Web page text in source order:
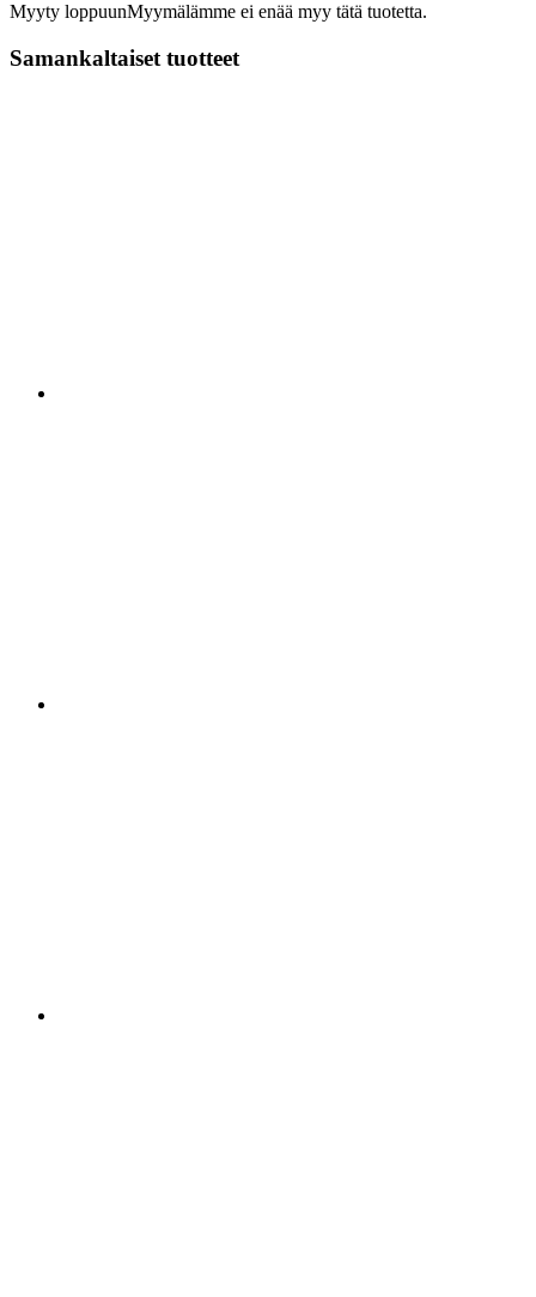
Myyty loppuunMyymälämme ei enää myy tätä tuotetta.
Samankaltaiset tuotteet